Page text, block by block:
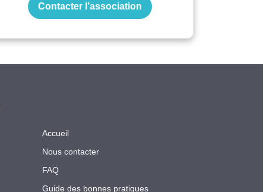
Contacter l’association
Accueil
Nous contacter
FAQ
Guide des bonnes pratiques